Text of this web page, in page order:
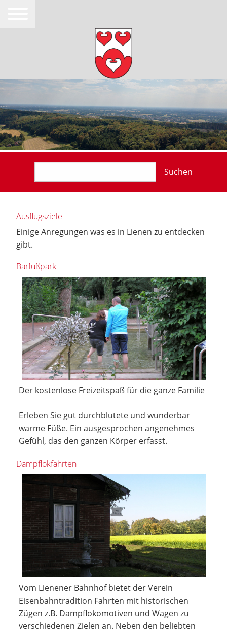
Suchen
Ausflugsziele
Einige Anregungen was es in Lienen zu entdecken
gibt.
Barfußpark
Der kostenlose Freizeitspaß für die ganze Familie
Erleben Sie gut durchblutete und wunderbar
warme Füße. Ein ausgesprochen angenehmes
Gefühl, das den ganzen Körper erfasst.
Dampflokfahrten
Vom Lienener Bahnhof bietet der Verein
Eisenbahntradition Fahrten mit historischen
Zügen z.B. Dampflokomotiven und Wagen zu
verschiedenen Zielen an. Neben den beliebten